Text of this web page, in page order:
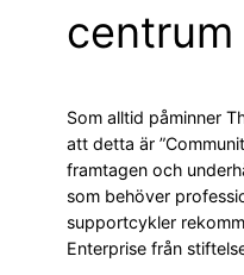
centrum
Som alltid påminner
att detta är
framtagen och
som behöver
supportcykler
Enterprise från